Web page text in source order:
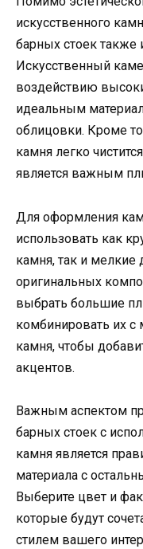
искусственного
барных стоек также
Искусственный
воздействию
идеальным
облицовки. Кроме
камня легко
является важным
Для оформления
использовать как
камня, так и мелкие
оригинальных
выбрать большие
комбинировать их с
камня, чтобы
акцентов.
Важным аспектом
барных стоек с
камня является
материала с
Выберите цвет и
которые будут
стилем вашего